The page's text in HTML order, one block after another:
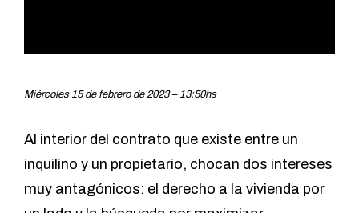
Miércoles 15 de febrero de 2023 – 13:50hs
Al interior del contrato que existe entre un
inquilino y un propietario, chocan dos intereses
muy antagónicos: el derecho a la vivienda por